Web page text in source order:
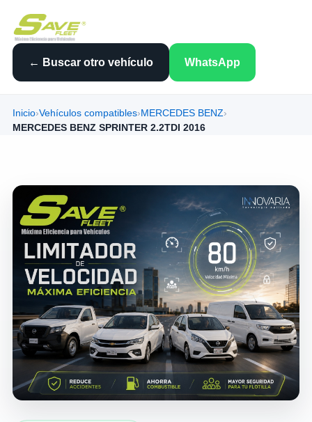
← Buscar otro vehículo WhatsApp
Inicio›Vehículos compatibles› MERCEDES BENZ›
MERCEDES BENZ SPRINTER 2.2TDI 2016